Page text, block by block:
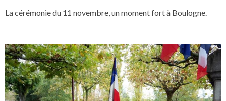
La cérémonie du 11 novembre, un moment fort à Boulogne.